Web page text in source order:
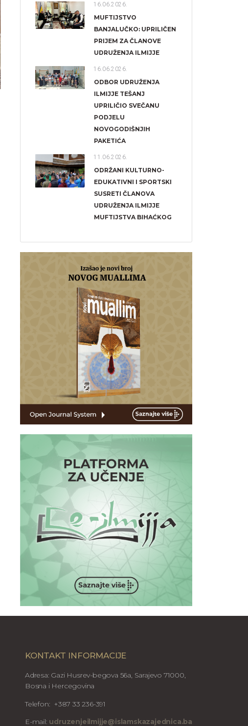
16.06.2026.
MUFTIJSTVO
BANJALUČKO: UPRILIČEN
PRIJEM ZA ČLANOVE
UDRUŽENJA ILMIJJE
16.06.2026.
ODBOR UDRUŽENJA
ILMIJJE TEŠANJ
UPRILIČIO SVEČANU
PODJELU
NOVOGODIŠNJIH
PAKETIĆA
11.06.2026.
ODRŽANI KULTURNO-
EDUKATIVNI I SPORTSKI
SUSRETI ČLANOVA
UDRUŽENJA ILMIJJE
MUFTIJSTVA BIHAĆKOG
KONTAKT INFORMACIJE
Adresa: Gazi Husrev-begova 56a, Sarajevo 71000,
Bosna i Hercegovina
Telefon: +387 33 236-391
E-mail: udruzenjeilmijje@islamskazajednica.ba